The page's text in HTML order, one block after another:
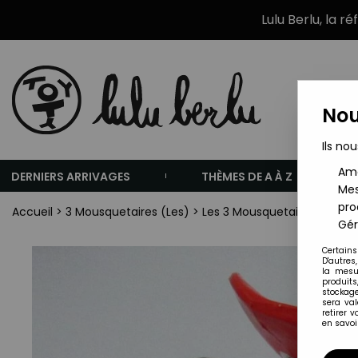
Lulu Berlu, la
DERNIERS ARRIVAGES THÈMES DE A À Z
Accueil > 3 Mousquetaires (Les) > Les 3 Mousquetaires -
Ils
la
sera
retirer
en